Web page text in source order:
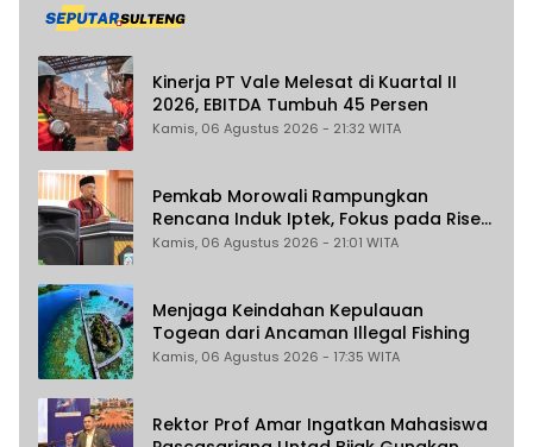
Kinerja PT Vale Melesat di Kuartal II
2026, EBITDA Tumbuh 45 Persen
Kamis, 06 Agustus 2026 - 21:32 WITA
Pemkab Morowali Rampungkan
Rencana Induk Iptek, Fokus pada Riset
dan Inovasi Daerah
Kamis, 06 Agustus 2026 - 21:01 WITA
Menjaga Keindahan Kepulauan
Togean dari Ancaman Illegal Fishing
Kamis, 06 Agustus 2026 - 17:35 WITA
Rektor Prof Amar Ingatkan Mahasiswa